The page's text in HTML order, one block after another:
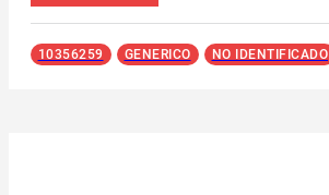
10356259 GENERICO NO IDENTIFICADO